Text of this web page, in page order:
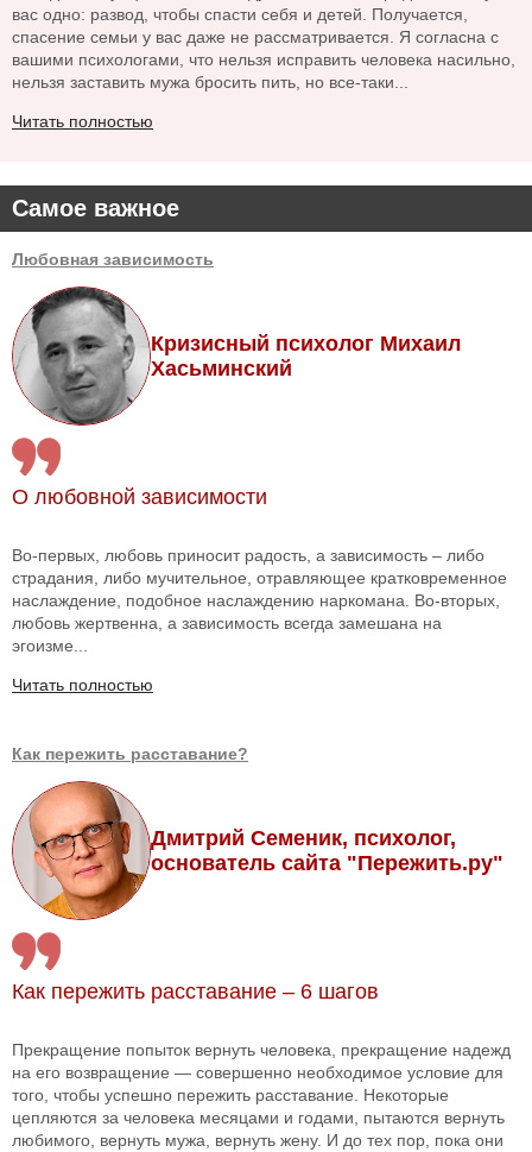
Самое важное
Любовная зависимость
Кризисный психолог Михаил
Хасьминский
О любовной зависимости
Во-первых, любовь приносит радость, а зависимость – либо
страдания, либо мучительное, отравляющее кратковременное
наслаждение, подобное наслаждению наркомана. Во-вторых,
любовь жертвенна, а зависимость всегда замешана на
эгоизме...
Читать полностью
Как пережить расставание?
Дмитрий Семеник, психолог,
основатель сайта "Пережить.ру"
Как пережить расставание – 6 шагов
Прекращение попыток вернуть человека, прекращение надежд
на его возвращение — совершенно необходимое условие для
того, чтобы успешно пережить расставание. Некоторые
цепляются за человека месяцами и годами, пытаются вернуть
любимого, вернуть мужа, вернуть жену. И до тех пор, пока они
вас одно: развод, чтобы спасти себя и детей. Получается,
спасение семьи у вас даже не рассматривается. Я согласна с
вашими психологами, что нельзя исправить человека насильно,
нельзя заставить мужа бросить пить, но все-таки...
Читать полностью